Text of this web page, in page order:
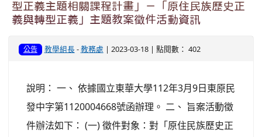
型正義主題相關課程計畫」－「原住民族歷史正
義與轉型正義」主題教案徵件活動資訊
公告 教學組長-教務處 | 2023-03-18 | 點閱數： 402
說明： 一、 依據國立東華大學112年3月9日東原民
發中字第1120004668號函辦理。 二、 旨案活動徵
件辦法如下： (一) 徵件對象：對「原住民族歷史正